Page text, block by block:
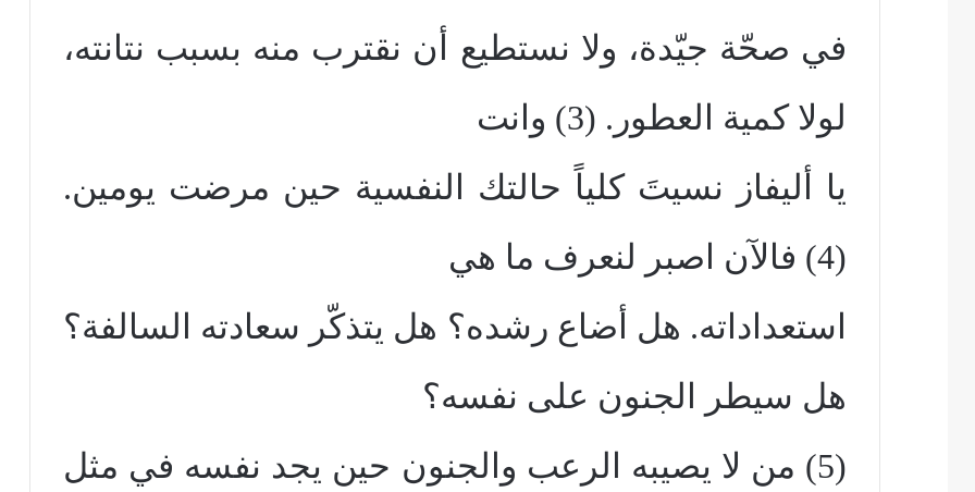
في صحّة جيّدة، ولا نستطيع أن نقترب منه بسبب نتانته،
لولا كمية العطور. (3) وانت
يا أليفاز نسيتَ كلياً حالتك النفسية حين مرضت يومين.
(4) فالآن اصبر لنعرف ما هي
استعداداته. هل أضاع رشده؟ هل يتذكّر سعادته السالفة؟
هل سيطر الجنون على نفسه؟
(5) من لا يصيبه الرعب والجنون حين يجد نفسه في مثل